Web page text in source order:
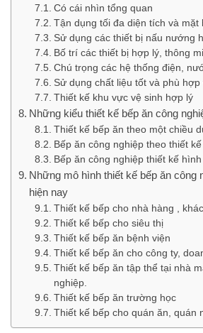
Có cái nhìn tổng quan
Tận dụng tối đa diện tích và mặt
Sử dụng các thiết bị nấu nướng
Bố trí các thiết bị hợp lý, thông
Chú trọng các hệ thống điện,
Sử dụng chất liệu tốt và phù hợp
Thiết kế khu vực vệ sinh hợp lý
Những kiểu thiết kế bếp ăn công
Thiết kế bếp ăn theo một chiều
Bếp ăn công nghiệp theo thiết
Bếp ăn công nghiệp thiết kế hình
Những mô hình thiết kế bếp ăn công
hiện nay
Thiết kế bếp cho nhà hàng ,
Thiết kế bếp cho siêu thị
Thiết kế bếp ăn bệnh viện
Thiết kế bếp ăn cho công ty,
Thiết kế bếp ăn tập thể tại nhà
nghiệp.
Thiết kế bếp ăn trường học
Thiết kế bếp cho quán ăn, quán